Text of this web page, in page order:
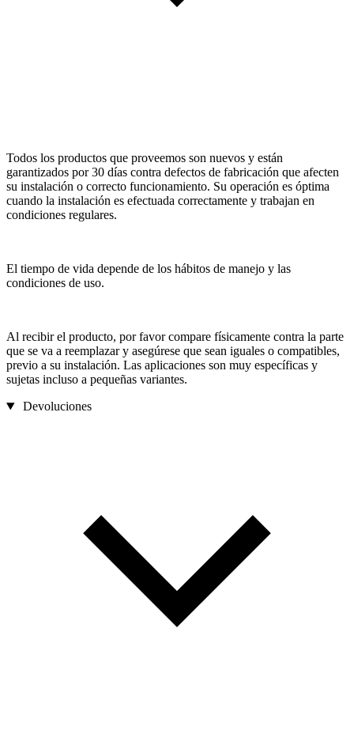
Todos los productos que proveemos son nuevos y están
garantizados por 30 días contra defectos de fabricación que afecten
su instalación o correcto funcionamiento. Su operación es óptima
cuando la instalación es efectuada correctamente y trabajan en
condiciones regulares.
El tiempo de vida depende de los hábitos de manejo y las
condiciones de uso.
Al recibir el producto, por favor compare físicamente contra la parte
que se va a reemplazar y asegúrese que sean iguales o compatibles,
previo a su instalación. Las aplicaciones son muy específicas y
sujetas incluso a pequeñas variantes.
Devoluciones